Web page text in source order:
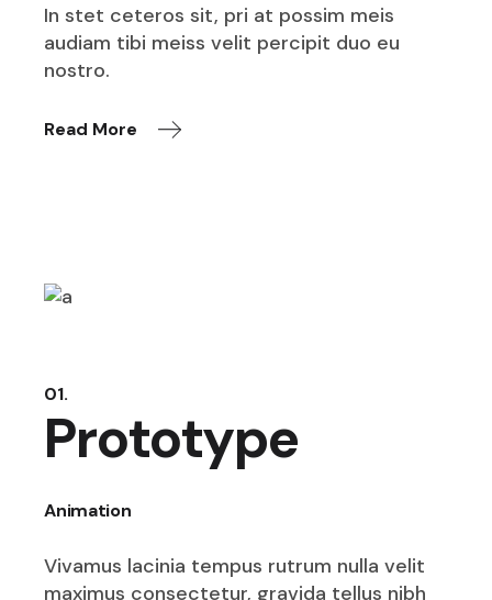
In stet ceteros sit, pri at possim meis
audiam tibi meiss velit percipit duo eu
nostro.
Read More
01.
Prototype
Animation
Vivamus lacinia tempus rutrum nulla velit
maximus consectetur, gravida tellus nibh